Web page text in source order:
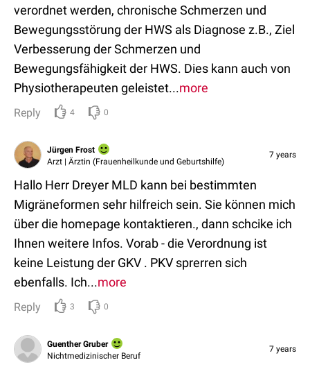
verordnet werden, chronische Schmerzen und
Bewegungsstörung der HWS als Diagnose z.B., Ziel
Verbesserung der Schmerzen und
Bewegungsfähigkeit der HWS. Dies kann auch von
Physiotherapeuten geleistet...more
Reply 4 0
Jürgen Frost
Arzt | Ärztin (Frauenheilkunde und Geburtshilfe)
7 years
Hallo Herr Dreyer MLD kann bei bestimmten
Migräneformen sehr hilfreich sein. Sie können mich
über die homepage kontaktieren., dann schcike ich
Ihnen weitere Infos. Vorab - die Verordnung ist
keine Leistung der GKV . PKV sprerren sich
ebenfalls. Ich...more
Reply 3 0
Guenther Gruber
Nichtmedizinischer Beruf
7 years